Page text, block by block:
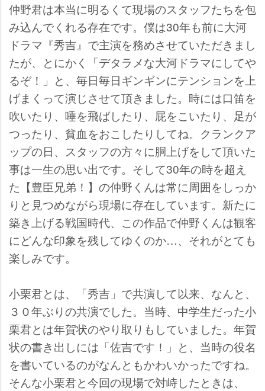
仲野君は本当に明るくて現場のスタッフたちを包
み込んでくれる存在です。僕は30年も前に大河
ドラマ『秀吉』で主演を務めさせていただきまし
たが、とにかく「デタラメな大河ドラマにして
るぞ！」と、毎日毎日ギンギンにテンションを上
げまくって演じさせて頂きました。時には口笛を
吹いたり、唾を飛ばしたり、屁をこいたり、足が
つったり、貧血をおこしたりしてね。クランクア
ップの日、スタッフの方々に胴上げをして頂いた
事は一生の思い出です。そして30年の時を超え
た【豊臣兄弟！】の仲野くんは常に周囲をしっか
りと見つめながら現場に存在しています。新たに
築き上げる戦国時代、この作品で仲野くんは観客
にどんな印象を残してゆくのか…、それがとても
楽しみです。
小栗君とは、「秀吉」で共演して以来、なんと、
３０年ぶりの共演でした。当時、中学生だった小
栗君とは年賀状のやり取りもしていました。年賀
状の書き出しには「佐吉です！」と、当時の役名
を書いているのがなんともかわいかったですね。
そんな小栗君と今回の現場で対峙したときは、